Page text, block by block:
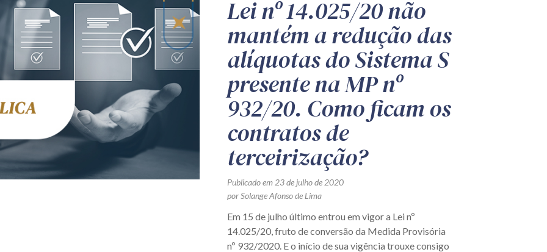
Lei nº 14.025/20 não
mantém a redução das
alíquotas do Sistema S
presente na MP nº
932/20. Como ficam os
contratos de
terceirização?
Publicado em 23 de julho de 2020
por Solange Afonso de Lima
Em 15 de julho último entrou em vigor a Lei nº
14.025/20, fruto de conversão da Medida Provisória
nº 932/2020. E o início de sua vigência trouxe consigo